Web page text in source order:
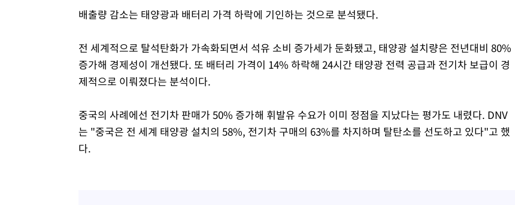
배출량 감소는 태양광과 배터리 가격 하락에 기인하는 것으로 분석됐다.
전 세계적으로 탈석탄화가 가속화되면서 석유 소비 증가세가 둔화됐고, 태양광 설치량은 전년대비 80%
증가해 경제성이 개선됐다. 또 배터리 가격이 14% 하락해 24시간 태양광 전력 공급과 전기차 보급이 경
제적으로 이뤄졌다는 분석이다.
중국의 사례에선 전기차 판매가 50% 증가해 휘발유 수요가 이미 정점을 지났다는 평가도 내렸다. DNV
는 "중국은 전 세계 태양광 설치의 58%, 전기차 구매의 63%를 차지하며 탈탄소를 선도하고 있다"고 했
다.